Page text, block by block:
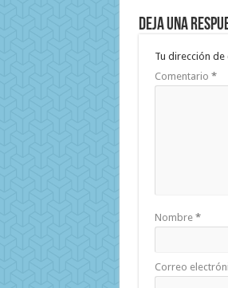
Deja una
Tu dirección
Comentario *
Nombre *
Correo